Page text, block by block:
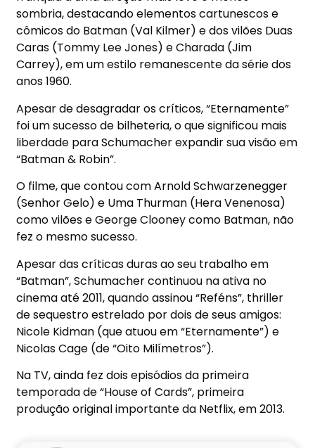
sombria, destacando elementos cartunescos e
cômicos do Batman (Val Kilmer) e dos vilões Duas
Caras (Tommy Lee Jones) e Charada (Jim
Carrey), em um estilo remanescente da série dos
anos 1960.
Apesar de desagradar os críticos, “Eternamente”
foi um sucesso de bilheteria, o que significou mais
liberdade para Schumacher expandir sua visão em
“Batman & Robin”.
O filme, que contou com Arnold Schwarzenegger
(Senhor Gelo) e Uma Thurman (Hera Venenosa)
como vilões e George Clooney como Batman, não
fez o mesmo sucesso.
Apesar das críticas duras ao seu trabalho em
“Batman”, Schumacher continuou na ativa no
cinema até 2011, quando assinou “Reféns”, thriller
de sequestro estrelado por dois de seus amigos:
Nicole Kidman (que atuou em “Eternamente”) e
Nicolas Cage (de “Oito Milímetros”).
Na TV, ainda fez dois episódios da primeira
temporada de “House of Cards”, primeira
produção original importante da Netflix, em 2013.